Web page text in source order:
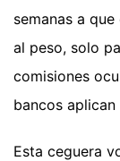
semanas a
al peso, solo
comisiones
bancos
Esta ceguera